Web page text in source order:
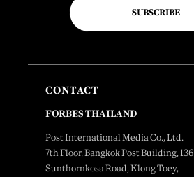
SUBSCRIBE
CONTACT
FORBES THAILAND
Post International Media Co., Ltd.
7th Floor, Bangkok Post Building, 136
Sunthornkosa Road, Klong Toey,